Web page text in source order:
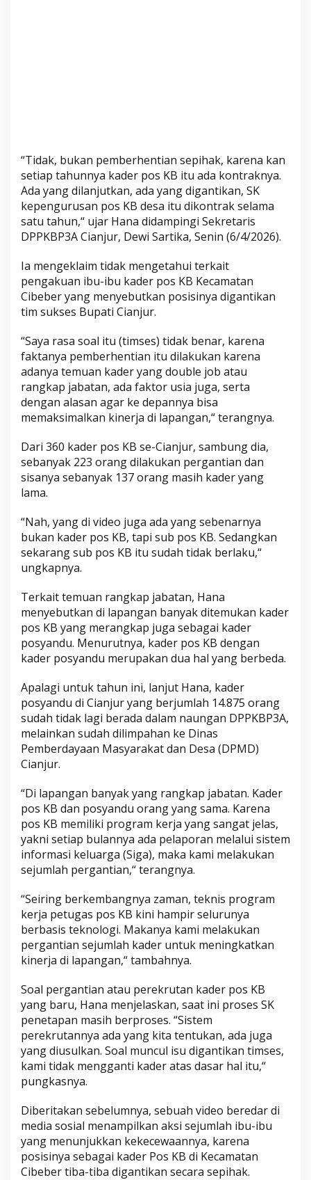
“Tidak, bukan pemberhentian sepihak, karena kan
setiap tahunnya kader pos KB itu ada kontraknya.
Ada yang dilanjutkan, ada yang digantikan, SK
kepengurusan pos KB desa itu dikontrak selama
satu tahun,“ ujar Hana didampingi Sekretaris
DPPKBP3A Cianjur, Dewi Sartika, Senin (6/4/2026).
Ia mengeklaim tidak mengetahui terkait
pengakuan ibu-ibu kader pos KB Kecamatan
Cibeber yang menyebutkan posisinya digantikan
tim sukses Bupati Cianjur.
“Saya rasa soal itu (timses) tidak benar, karena
faktanya pemberhentian itu dilakukan karena
adanya temuan kader yang double job atau
rangkap jabatan, ada faktor usia juga, serta
dengan alasan agar ke depannya bisa
memaksimalkan kinerja di lapangan,“ terangnya.
Dari 360 kader pos KB se-Cianjur, sambung dia,
sebanyak 223 orang dilakukan pergantian dan
sisanya sebanyak 137 orang masih kader yang
lama.
“Nah, yang di video juga ada yang sebenarnya
bukan kader pos KB, tapi sub pos KB. Sedangkan
sekarang sub pos KB itu sudah tidak berlaku,“
ungkapnya.
Terkait temuan rangkap jabatan, Hana
menyebutkan di lapangan banyak ditemukan kader
pos KB yang merangkap juga sebagai kader
posyandu. Menurutnya, kader pos KB dengan
kader posyandu merupakan dua hal yang berbeda.
Apalagi untuk tahun ini, lanjut Hana, kader
posyandu di Cianjur yang berjumlah 14.875 orang
sudah tidak lagi berada dalam naungan DPPKBP3A,
melainkan sudah dilimpahan ke Dinas
Pemberdayaan Masyarakat dan Desa (DPMD)
Cianjur.
“Di lapangan banyak yang rangkap jabatan. Kader
pos KB dan posyandu orang yang sama. Karena
pos KB memiliki program kerja yang sangat jelas,
yakni setiap bulannya ada pelaporan melalui sistem
informasi keluarga (Siga), maka kami melakukan
sejumlah pergantian,“ terangnya.
“Seiring berkembangnya zaman, teknis program
kerja petugas pos KB kini hampir selurunya
berbasis teknologi. Makanya kami melakukan
pergantian sejumlah kader untuk meningkatkan
kinerja di lapangan,“ tambahnya.
Soal pergantian atau perekrutan kader pos KB
yang baru, Hana menjelaskan, saat ini proses SK
penetapan masih berproses. “Sistem
perekrutannya ada yang kita tentukan, ada juga
yang diusulkan. Soal muncul isu digantikan timses,
kami tidak mengganti kader atas dasar hal itu,“
pungkasnya.
Diberitakan sebelumnya, sebuah video beredar di
media sosial menampilkan aksi sejumlah ibu-ibu
yang menunjukkan kekecewaannya, karena
posisinya sebagai kader Pos KB di Kecamatan
Cibeber tiba-tiba digantikan secara sepihak.